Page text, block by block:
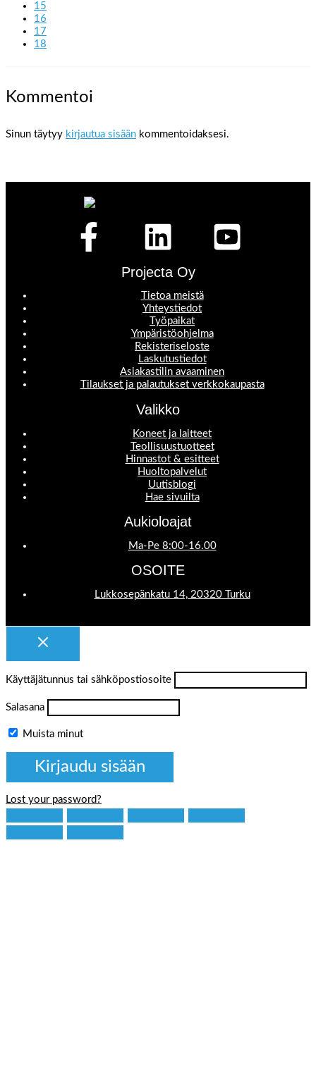
15
16
17
18
Kommentoi
Sinun täytyy kirjautua sisään kommentoidaksesi.
Projecta Oy
Tietoa meistä
Yhteystiedot
Työpaikat
Ympäristöohjelma
Rekisteriseloste
Laskutustiedot
Asiakastilin avaaminen
Tilaukset ja palautukset verkkokaupasta
Valikko
Koneet ja laitteet
Teollisuustuotteet
Hinnastot & esitteet
Huoltopalvelut
Uutisblogi
Hae sivuilta
Aukioloajat
Ma-Pe 8:00-16.00
OSOITE
Lukkosepänkatu 14, 20320 Turku
Käyttäjätunnus tai sähköpostiosoite
Salasana
Muista minut
Lost your password?